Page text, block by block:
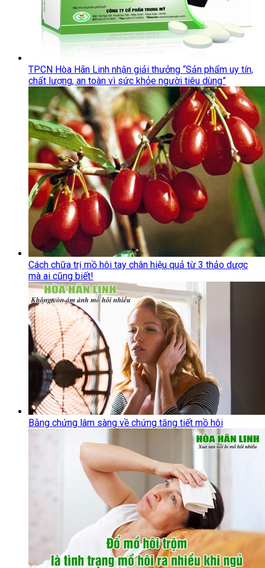
TPCN Hòa Hãn Linh nhận giải thưởng “Sản phẩm uy tín,
chất lượng, an toàn vì sức khỏe người tiêu dùng”
Cách chữa trị mồ hôi tay chân hiệu quả từ 3 thảo dược
mà ai cũng biết!
Bằng chứng lâm sàng về chứng tăng tiết mồ hôi